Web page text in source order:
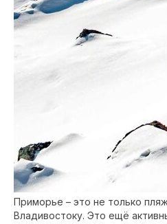
Приморье – это не только
Владивостоку. Это ещё